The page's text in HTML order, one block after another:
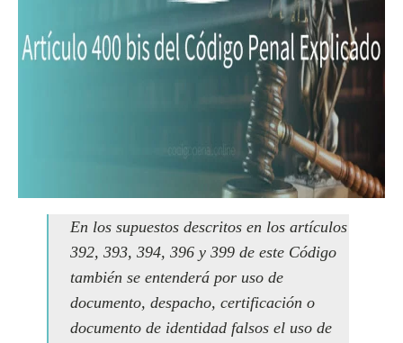
En los supuestos descritos en los artículos
392, 393, 394, 396 y 399 de este Código
también se entenderá por uso de
documento, despacho, certificación o
documento de identidad falsos el uso de